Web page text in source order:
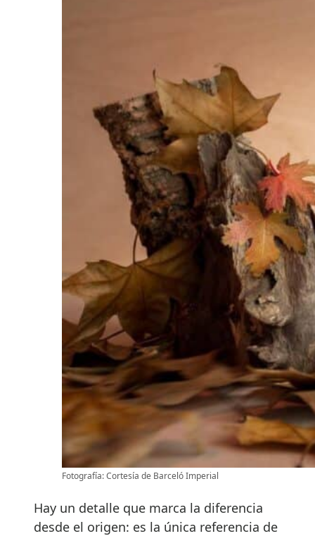
Fotografía: Cortesía de Barceló Imperial
Hay un detalle que marca la diferencia
desde el origen: es la única referencia de